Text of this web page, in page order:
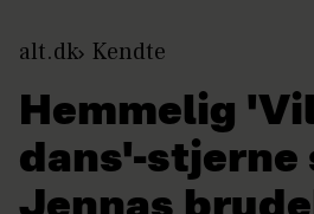
alt.dk Kendte
Hemmelig
dans'-stjerne